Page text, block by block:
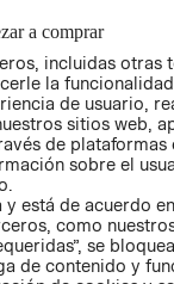
TÉRMINOS Y
AVISO DE
PRIVACIDAD
GIFT CARD
AVISO DE
COOKIES
a comprar
incluidas otras
la
de usuario,
sitios web,
de plataformas
sobre el
y está de acuerdo
como
se
de contenido y